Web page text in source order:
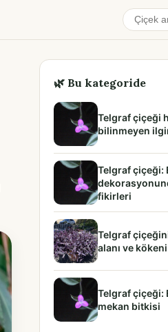
🌿 Bu kategoride
Telgraf çiçeği
bilinmeyen
Telgraf çiçeği:
fikirleri
Telgraf
alanı ve kökeni
Telgraf çiçeği:
mekan bitkisi